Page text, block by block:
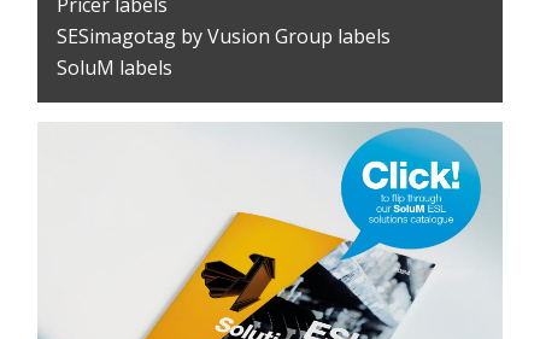
SESimagotag by Vusion Group labels
SoluM labels